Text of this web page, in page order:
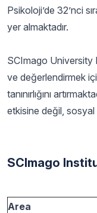
Psikoloji’de 32’nci
yer almaktadır.
SCImago University
ve değerlendirmek
tanınırlığını
etkisine değil, sosyal
SCImago
Area